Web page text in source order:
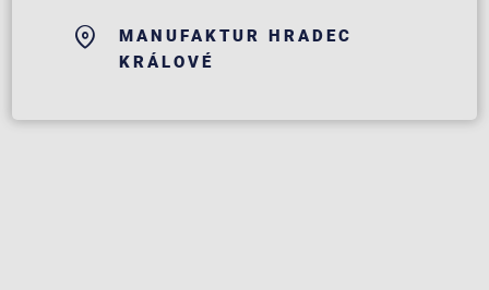
MANUFAKTUR HRADEC
KRÁLOVÉ